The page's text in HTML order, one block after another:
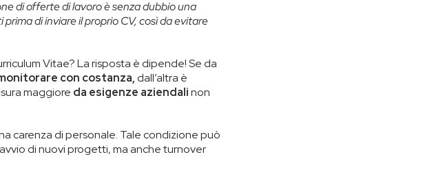
di offerte di lavoro è senza dubbio una
di inviare il proprio CV, così da evitare
Vitae? La risposta è dipende! Se da
con costanza, dall’altra è
maggiore da esigenze aziendalinon
carenza di personale. Tale condizione può
di nuovi progetti, ma anche turnover